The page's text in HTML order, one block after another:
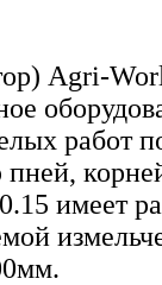
Agri-
работ
имеет